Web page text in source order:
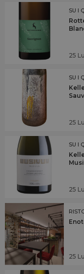
SU I
25
SU I
25
SU I
25
25